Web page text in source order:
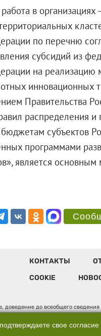
в организациях
по перечню
субсидий из
на
инновационных
Правительства
распределения и
субъектов
программами
является
КОНТАКТЫ
COOKIE
до всеобщего
Федеральной службой по
"66.ру".
ул. Бориса Ельцина, д. 3,
свое согласие